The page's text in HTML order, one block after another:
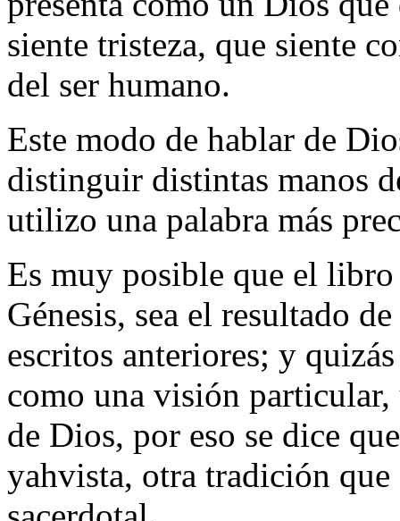
siente tristeza, que siente
del ser humano.
Este modo de hablar de
distinguir distintas manos
utilizo una palabra más
Es muy posible que el
Génesis, sea el resultado
escritos anteriores; y
como una visión
de Dios, por eso se dice
yahvista, otra tradición